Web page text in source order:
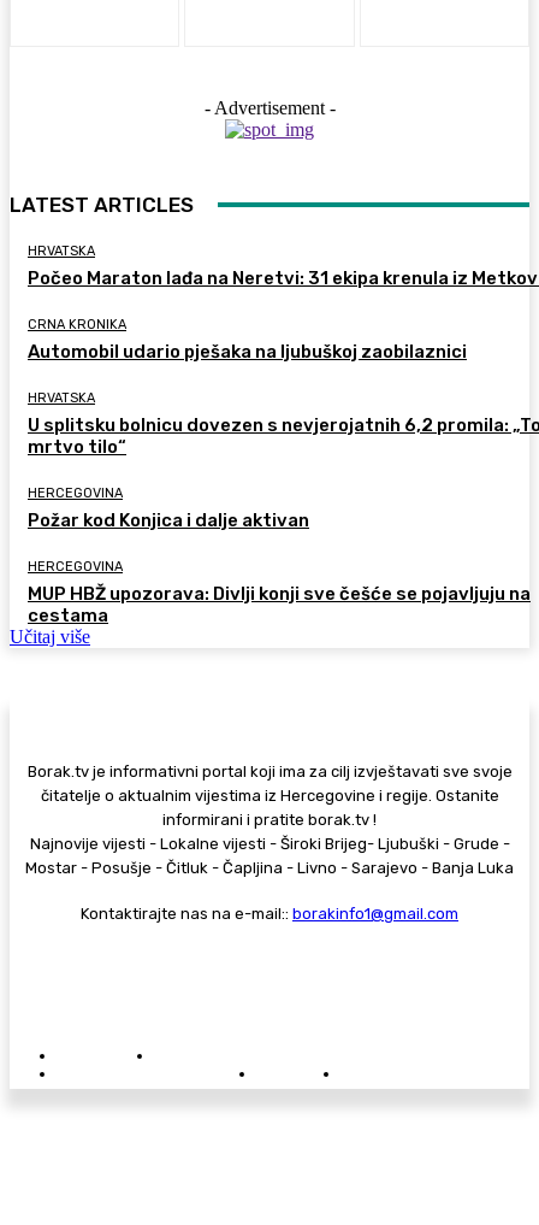
- Advertisement -
LATEST ARTICLES
HRVATSKA
Počeo Maraton lađa na Neretvi: 31 ekipa krenula iz
CRNA KRONIKA
Automobil udario pješaka na ljubuškoj zaobilaznici
HRVATSKA
U splitsku bolnicu dovezen s nevjerojatnih 6,2 promila:
mrtvo tilo“
HERCEGOVINA
Požar kod Konjica i dalje aktivan
HERCEGOVINA
MUP HBŽ upozorava: Divlji konji sve češće se pojavljuju na
cestama
Učitaj više
Borak.tv je informativni portal koji ima za cilj izvještavati sve svoje
čitatelje o aktualnim vijestima iz Hercegovine i regije. Ostanite
informirani i pratite borak.tv !
Najnovije vijesti - Lokalne vijesti - Široki Brijeg- Ljubuški - Grude -
Mostar - Posušje - Čitluk - Čapljina - Livno - Sarajevo - Banja Luka
Kontaktirajte nas na e-mail:: borakinfo1@gmail.com